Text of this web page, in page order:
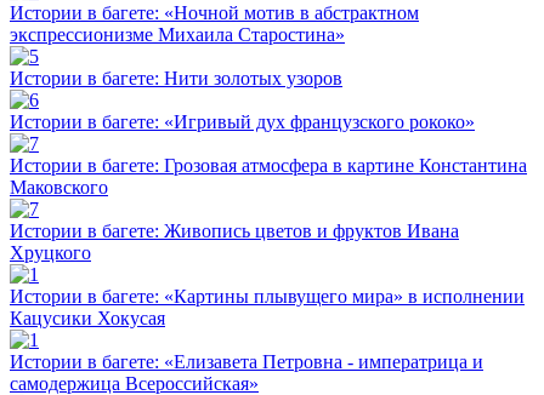
Истории в багете: «Ночной мотив в абстрактном
экспрессионизме Михаила Старостина»
Истории в багете: Нити золотых узоров
Истории в багете: «Игривый дух французского рококо»
Истории в багете: Грозовая атмосфера в картине Константина
Маковского
Истории в багете: Живопись цветов и фруктов Ивана
Хруцкого
Истории в багете: «Картины плывущего мира» в исполнении
Кацусики Хокусая
Истории в багете: «Елизавета Петровна - императрица и
самодержица Всероссийская»